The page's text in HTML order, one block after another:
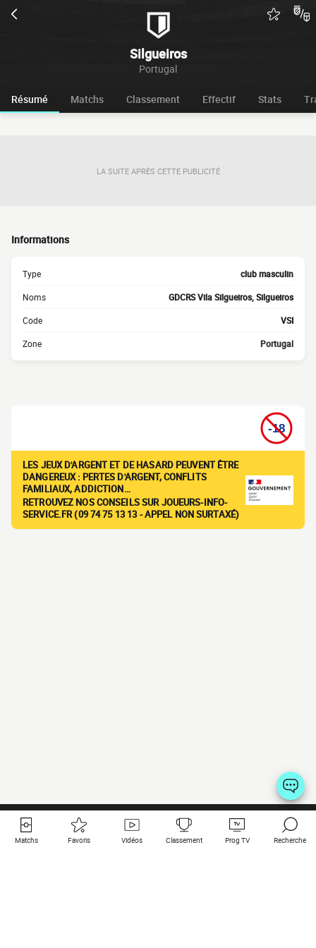
Silgueiros
Portugal
Résumé Matchs Classement Effectif Stats
LA SUITE APRÈS CETTE PUBLICITÉ
Informations
Type club masculin
Noms GDCRS Vila Silgueiros, Silgueiros
Code VSI
Zone Portugal
LES JEUX D'ARGENT ET DE HASARD PEUVENT ÊTRE
DANGEREUX : PERTES D'ARGENT, CONFLITS
FAMILIAUX, ADDICTION…
RETROUVEZ NOS CONSEILS SUR JOUEURS-INFO-
SERVICE.FR (09 74 75 13 13 - APPEL NON SURTAXÉ)
Matchs Favoris Vidéos Classement Prog TV Recherche